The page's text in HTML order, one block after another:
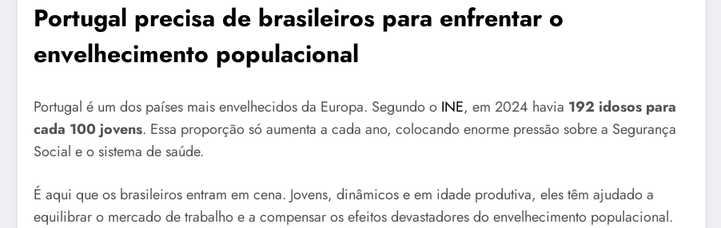
Portugal precisa de brasileiros para enfrentar o
envelhecimento populacional
Portugal é um dos países mais envelhecidos da Europa. Segundo o INE, em 2024 havia 192 idosos para
cada 100 jovens. Essa proporção só aumenta a cada ano, colocando enorme pressão sobre a Segurança
Social e o sistema de saúde.
É aqui que os brasileiros entram em cena. Jovens, dinâmicos e em idade produtiva, eles têm ajudado a
equilibrar o mercado de trabalho e a compensar os efeitos devastadores do envelhecimento populacional.